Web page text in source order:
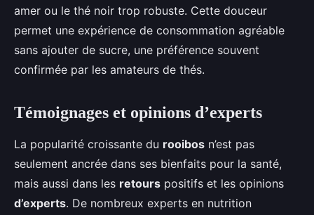
amer ou le thé noir trop robuste. Cette douceur
permet une expérience de consommation agréable
sans ajouter de sucre, une préférence souvent
confirmée par les amateurs de thés.
Témoignages et opinions d’experts
La popularité croissante du rooibos n’est pas
seulement ancrée dans ses bienfaits pour la santé,
mais aussi dans les retours positifs et les opinions
d’experts. De nombreux experts en nutrition